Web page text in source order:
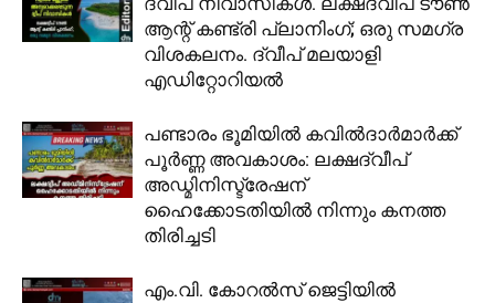
ആന്റ് കണ്ട്രി പ്ലാനിംഗ്; ഒരു സമഗ്ര
വിശകലനം. ദ്വീപ് മലയാളി
എഡിറ്റോറിയൽ
പണ്ടാരം ഭൂമിയിൽ കവിൽദാർമാർക്ക്
പൂർണ്ണ അവകാശം: ലക്ഷദ്വീപ്
അഡ്മിനിസ്ട്രേഷന്
ഹൈക്കോടതിയിൽ നിന്നും കനത്ത
തിരിച്ചടി
​എം.വി. കോറൽസ് ജെട്ടിയിൽ